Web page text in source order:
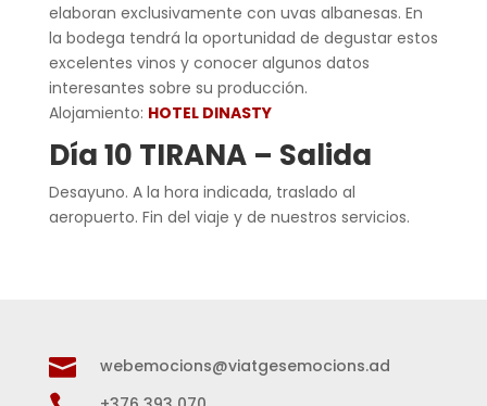
elaboran exclusivamente con uvas albanesas. En
la bodega tendrá la oportunidad de degustar estos
excelentes vinos y conocer algunos datos
interesantes sobre su producción.
Alojamiento: HOTEL DINASTY
Día 10 TIRANA – Salida
Desayuno. A la hora indicada, traslado al
aeropuerto. Fin del viaje y de nuestros servicios.
 webemocions@viatgesemocions.ad